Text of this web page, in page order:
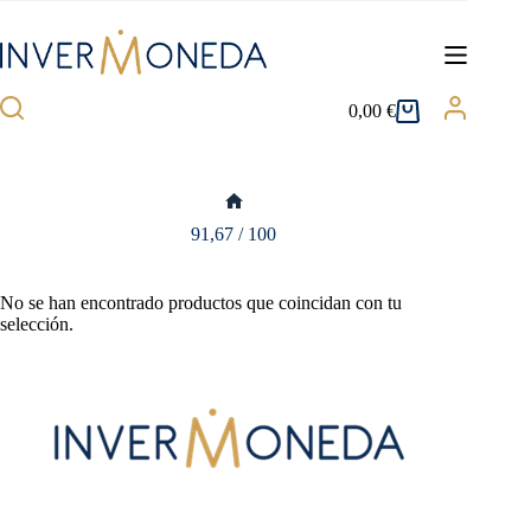
contenido
Carro
0,00€
91,67 / 100
No se han encontrado productos que coincidan con tu
selección.